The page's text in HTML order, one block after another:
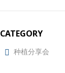
CATEGORY
种植分享会